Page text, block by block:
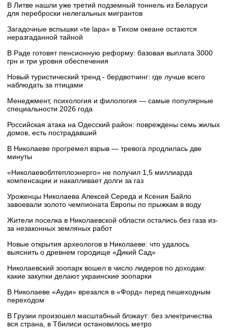
В Литве нашли уже третий подземный тоннель из Беларуси
для переброски нелегальных мигрантов
Загадочные вспышки «te lapa» в Тихом океане остаются
неразгаданной тайной
В Раде готовят пенсионную реформу: базовая выплата 3000
грн и три уровня обеспечения
Новый туристический тренд - бердвотчинг: где лучше всего
наблюдать за птицами
Менеджмент, психология и филология — самые популярные
специальности 2026 года
Российская атака на Одесский район: повреждены семь жилых
домов, есть пострадавший
В Николаеве прогремел взрыв — тревога продлилась две
минуты
«Николаевоблтеплоэнерго» не получил 1,5 миллиарда
компенсации и накапливает долги за газ
Уроженцы Николаева Алексей Середа и Ксения Байло
завоевали золото чемпионата Европы по прыжкам в воду
Жители поселка в Николаевской области остались без газа из-
за незаконных земляных работ
Новые открытия археологов в Николаеве: что удалось
выяснить о древнем городище «Дикий Сад»
Николаевский зоопарк вошел в число лидеров по доходам:
какие закупки делают украинские зоопарки
В Николаеве «Ауди» врезался в «Форд» перед пешеходным
переходом
В Грузии произошел масштабный блэкаут: без электричества
вся страна, в Тбилиси остановилось метро